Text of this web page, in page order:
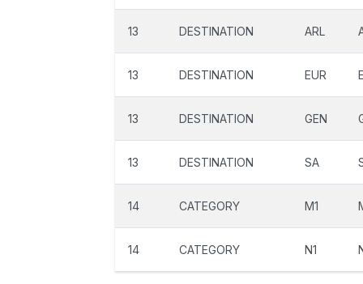
13 DESTINATION ARL
13 DESTINATION EUR
13 DESTINATION GEN
13 DESTINATION SA
14 CATEGORY M1
14 CATEGORY N1